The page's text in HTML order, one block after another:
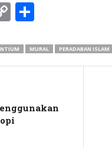
CopyShare
MURAL PERADABAN ISLAM